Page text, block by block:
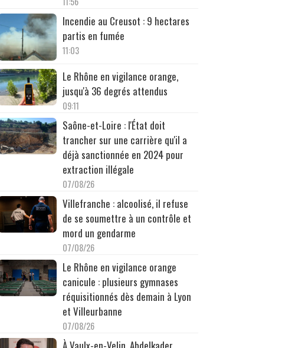
Incendie au Creusot : 9 hectares
partis en fumée
11:03
Le Rhône en vigilance orange,
jusqu'à 36 degrés attendus
09:11
Saône-et-Loire : l'État doit
trancher sur une carrière qu'il a
déjà sanctionnée en 2024 pour
extraction illégale
07/08/26
Villefranche : alcoolisé, il refuse
de se soumettre à un contrôle et
mord un gendarme
07/08/26
Le Rhône en vigilance orange
canicule : plusieurs gymnases
réquisitionnés dès demain à Lyon
et Villeurbanne
07/08/26